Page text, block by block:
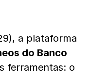
a plataforma
do Banco
ferramentas: o